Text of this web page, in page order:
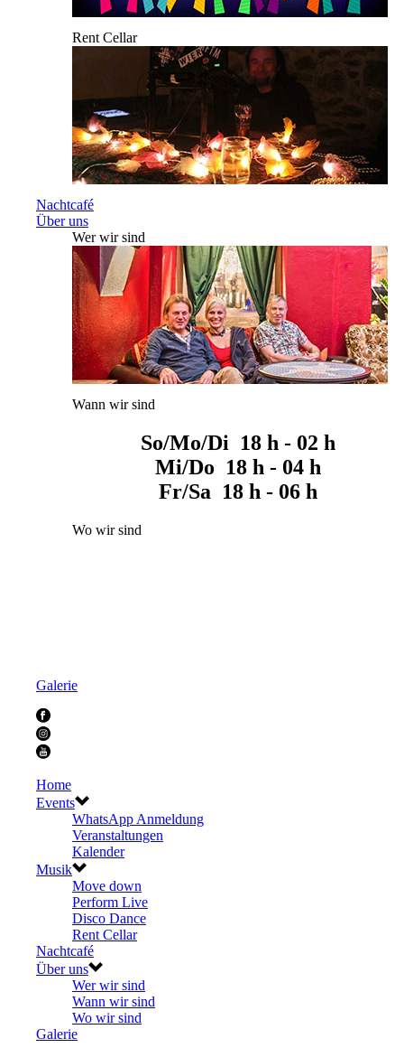
Rent Cellar
Nachtcafé
Über uns
Wer wir sind
Wann wir sind
So/Mo/Di 18 h - 02 h
Mi/Do 18 h - 04 h
Fr/Sa 18 h - 06 h
Wo wir sind
Galerie
Home
Events
WhatsApp Anmeldung
Veranstaltungen
Kalender
Musik
Move down
Perform Live
Disco Dance
Rent Cellar
Nachtcafé
Über uns
Wer wir sind
Wann wir sind
Wo wir sind
Galerie